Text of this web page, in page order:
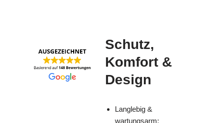
Schutz,
Komfort &
Design
Langlebig &
wartungsarm: